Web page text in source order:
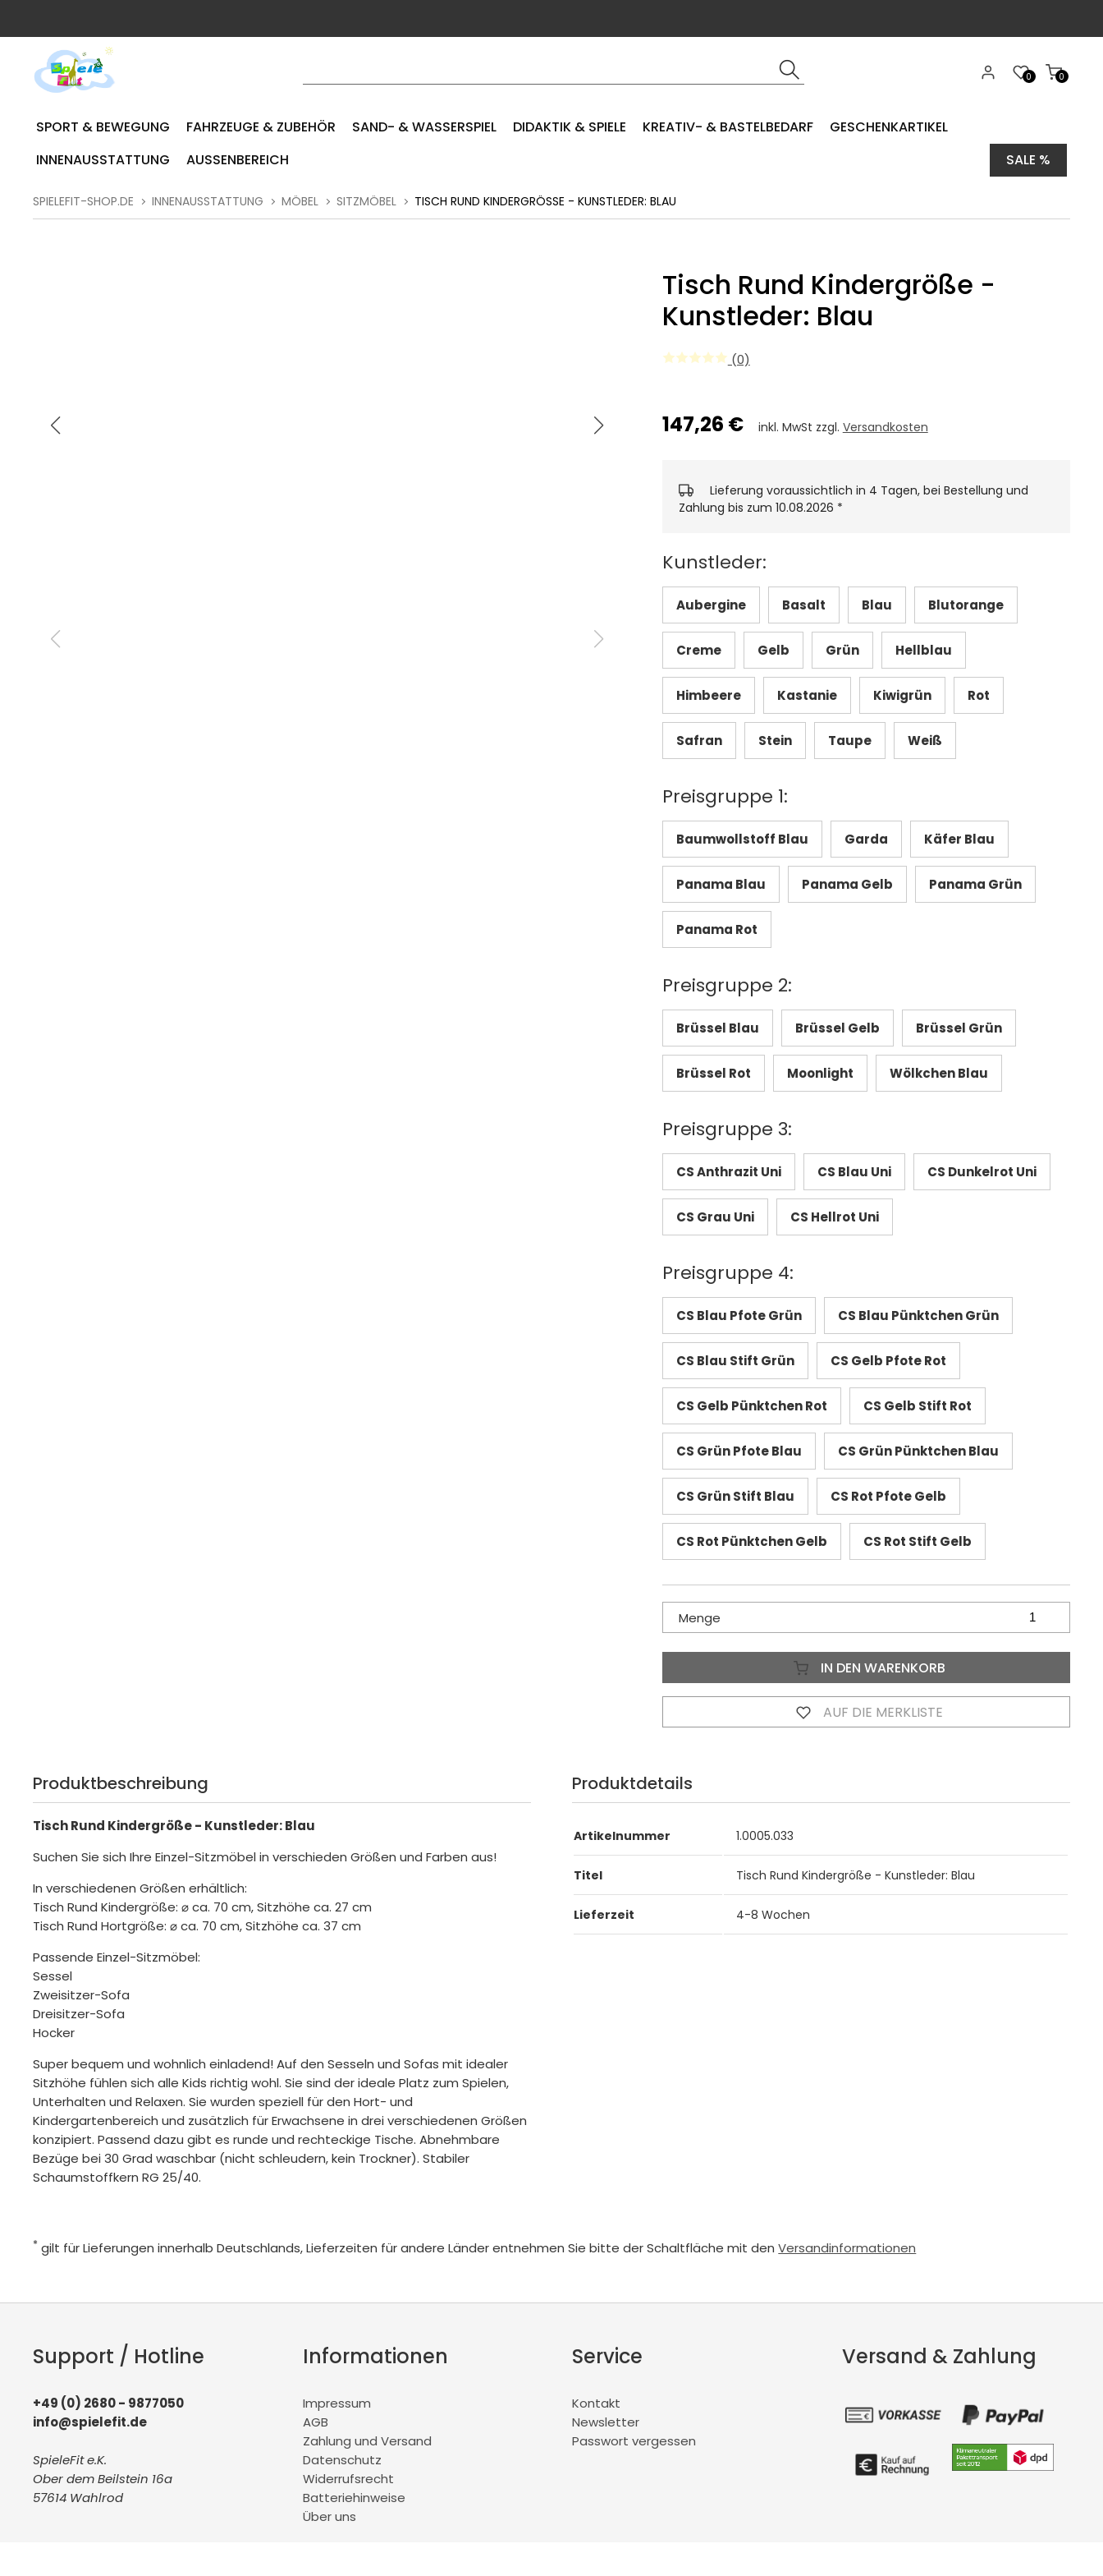
0
0
SPORT & BEWEGUNG FAHRZEUGE & ZUBEHÖR SAND- & WASSERSPIEL DIDAKTIK & SPIELE KREATIV- & BASTELBEDARF
GESCHENKARTIKEL
INNENAUSSTATTUNG
AUSSENBEREICH SALE %
SPIELEFIT-SHOP.DE INNENAUSSTATTUNG MÖBEL SITZMÖBEL TISCH RUND KINDERGRÖSSE - KUNSTLEDER: BLAU
Tisch Rund Kindergröße -
Kunstleder: Blau
(0)
147,26 € inkl. MwSt zzgl. Versandkosten
Lieferung voraussichtlich in 4 Tagen, bei Bestellung und
Zahlung bis zum 10.08.2026 *
Kunstleder:
Aubergine Basalt Blau Blutorange
Creme Gelb Grün Hellblau
Himbeere Kastanie Kiwigrün Rot
Safran Stein Taupe Weiß
Preisgruppe 1:
Baumwollstoff Blau Garda Käfer Blau
Panama Blau Panama Gelb Panama Grün
Panama Rot
Preisgruppe 2:
Brüssel Blau Brüssel Gelb Brüssel Grün
Brüssel Rot Moonlight Wölkchen Blau
Preisgruppe 3:
CS Anthrazit Uni CS Blau Uni CS Dunkelrot Uni
CS Grau Uni CS Hellrot Uni
Preisgruppe 4:
CS Blau Pfote Grün CS Blau Pünktchen Grün
CS Blau Stift Grün CS Gelb Pfote Rot
CS Gelb Pünktchen Rot CS Gelb Stift Rot
CS Grün Pfote Blau CS Grün Pünktchen Blau
CS Grün Stift Blau CS Rot Pfote Gelb
CS Rot Pünktchen Gelb CS Rot Stift Gelb
Menge
IN DEN WARENKORB
AUF DIE MERKLISTE
Produktbeschreibung
Tisch Rund Kindergröße - Kunstleder: Blau
Suchen Sie sich Ihre Einzel-Sitzmöbel in verschieden Größen und Farben aus!
In verschiedenen Größen erhältlich:
Tisch Rund Kindergröße: ⌀ ca. 70 cm, Sitzhöhe ca. 27 cm
Tisch Rund Hortgröße: ⌀ ca. 70 cm, Sitzhöhe ca. 37 cm
Passende Einzel-Sitzmöbel:
Sessel
Zweisitzer-Sofa
Dreisitzer-Sofa
Hocker
Super bequem und wohnlich einladend! Auf den Sesseln und Sofas mit idealer
Sitzhöhe fühlen sich alle Kids richtig wohl. Sie sind der ideale Platz zum Spielen,
Unterhalten und Relaxen. Sie wurden speziell für den Hort- und
Kindergartenbereich und zusätzlich für Erwachsene in drei verschiedenen Größen
konzipiert. Passend dazu gibt es runde und rechteckige Tische. Abnehmbare
Bezüge bei 30 Grad waschbar (nicht schleudern, kein Trockner). Stabiler
Schaumstoffkern RG 25/40.
Produktdetails
Artikelnummer 1.0005.033
Titel Tisch Rund Kindergröße - Kunstleder: Blau
Lieferzeit 4-8 Wochen
* gilt für Lieferungen innerhalb Deutschlands, Lieferzeiten für andere Länder entnehmen Sie bitte der Schaltfläche mit denVersandinformationen
Support / Hotline
+49 (0) 2680 - 9877050
info@spielefit.de
SpieleFit e.K.
Ober dem Beilstein 16a
57614 Wahlrod
Informationen
Impressum
AGB
Zahlung und Versand
Datenschutz
Widerrufsrecht
Batteriehinweise
Über uns
Service
Kontakt
Newsletter
Passwort vergessen
Versand & Zahlung